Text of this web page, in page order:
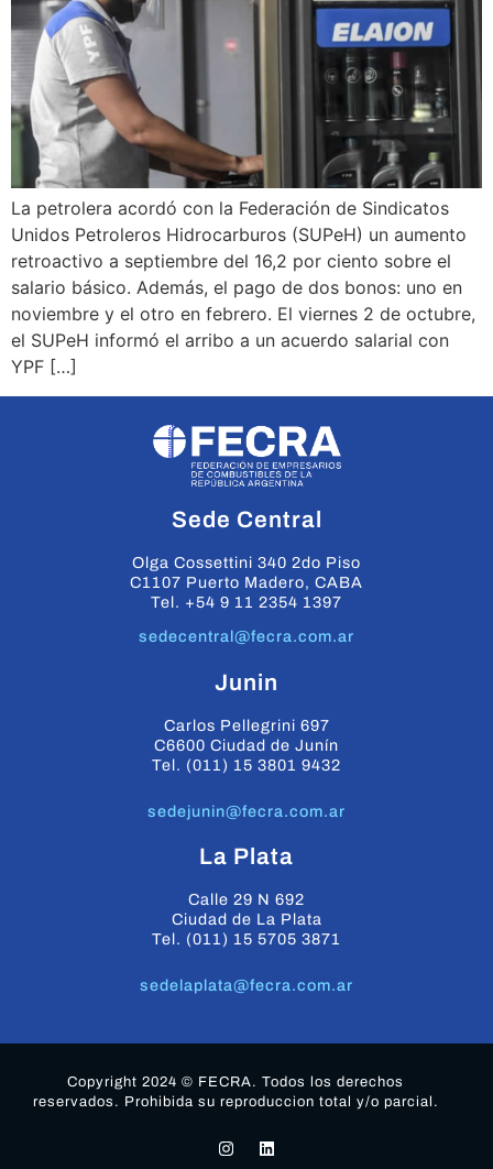
La petrolera acordó con la Federación de Sindicatos
Unidos Petroleros Hidrocarburos (SUPeH) un aumento
retroactivo a septiembre del 16,2 por ciento sobre el
salario básico. Además, el pago de dos bonos: uno en
noviembre y el otro en febrero. El viernes 2 de octubre,
el SUPeH informó el arribo a un acuerdo salarial con
YPF […]
Sede Central
Olga Cossettini 340 2do Piso
C1107 Puerto Madero, CABA
Tel. +54 9 11 2354 1397
sedecentral@fecra.com.ar
Junin
Carlos Pellegrini 697
C6600 Ciudad de Junín
Tel. (011) 15 3801 9432
sedejunin@fecra.com.ar
La Plata
Calle 29 N 692
Ciudad de La Plata
Tel. (011) 15 5705 3871
sedelaplata@fecra.com.ar
Copyright 2024 © FECRA. Todos los derechos
reservados. Prohibida su reproduccion total y/o parcial.